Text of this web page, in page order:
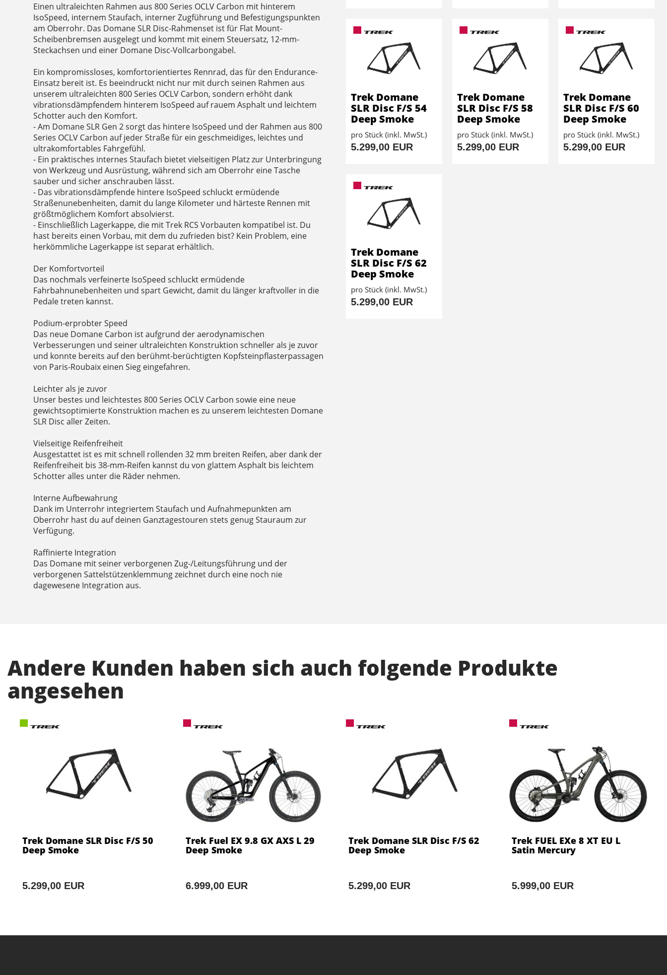
Einen ultraleichten Rahmen aus 800 Series OCLV Carbon mit hinterem
IsoSpeed, internem Staufach, interner Zugführung und Befestigungspunkten
am Oberrohr. Das Domane SLR Disc-Rahmenset ist für Flat Mount-
Scheibenbremsen ausgelegt und kommt mit einem Steuersatz, 12-mm-
Steckachsen und einer Domane Disc-Vollcarbongabel.
Ein kompromissloses, komfortorientiertes Rennrad, das für den Endurance-
Einsatz bereit ist. Es beeindruckt nicht nur mit durch seinen Rahmen aus
unserem ultraleichten 800 Series OCLV Carbon, sondern erhöht dank
vibrationsdämpfendem hinterem IsoSpeed auf rauem Asphalt und leichtem
Schotter auch den Komfort.
- Am Domane SLR Gen 2 sorgt das hintere IsoSpeed und der Rahmen aus 800
Series OCLV Carbon auf jeder Straße für ein geschmeidiges, leichtes und
ultrakomfortables Fahrgefühl.
- Ein praktisches internes Staufach bietet vielseitigen Platz zur Unterbringung
von Werkzeug und Ausrüstung, während sich am Oberrohr eine Tasche
sauber und sicher anschrauben lässt.
- Das vibrationsdämpfende hintere IsoSpeed schluckt ermüdende
Straßenunebenheiten, damit du lange Kilometer und härteste Rennen mit
größtmöglichem Komfort absolvierst.
- Einschließlich Lagerkappe, die mit Trek RCS Vorbauten kompatibel ist. Du
hast bereits einen Vorbau, mit dem du zufrieden bist? Kein Problem, eine
herkömmliche Lagerkappe ist separat erhältlich.
Der Komfortvorteil
Das nochmals verfeinerte IsoSpeed schluckt ermüdende
Fahrbahnunebenheiten und spart Gewicht, damit du länger kraftvoller in die
Pedale treten kannst.
Podium-erprobter Speed
Das neue Domane Carbon ist aufgrund der aerodynamischen
Verbesserungen und seiner ultraleichten Konstruktion schneller als je zuvor
und konnte bereits auf den berühmt-berüchtigten Kopfsteinpflasterpassagen
von Paris-Roubaix einen Sieg eingefahren.
Leichter als je zuvor
Unser bestes und leichtestes 800 Series OCLV Carbon sowie eine neue
gewichtsoptimierte Konstruktion machen es zu unserem leichtesten Domane
SLR Disc aller Zeiten.
Vielseitige Reifenfreiheit
Ausgestattet ist es mit schnell rollenden 32 mm breiten Reifen, aber dank der
Reifenfreiheit bis 38-mm-Reifen kannst du von glattem Asphalt bis leichtem
Schotter alles unter die Räder nehmen.
Interne Aufbewahrung
Dank im Unterrohr integriertem Staufach und Aufnahmepunkten am
Oberrohr hast du auf deinen Ganztagestouren stets genug Stauraum zur
Verfügung.
Raffinierte Integration
Das Domane mit seiner verborgenen Zug-/Leitungsführung und der
verborgenen Sattelstützenklemmung zeichnet durch eine noch nie
dagewesene Integration aus.
Trek Domane
SLR Disc F/S 54
Deep Smoke
pro Stück (inkl. MwSt.)
5.299,00 EUR
Trek Domane
SLR Disc F/S 58
Deep Smoke
pro Stück (inkl. MwSt.)
5.299,00 EUR
Trek Domane
SLR Disc F/S 60
Deep Smoke
pro Stück (inkl. MwSt.)
5.299,00 EUR
Trek Domane
SLR Disc F/S 62
Deep Smoke
pro Stück (inkl. MwSt.)
5.299,00 EUR
Andere Kunden haben sich auch folgende Produkte
angesehen
Trek Domane SLR Disc F/S 50
Deep Smoke
5.299,00 EUR
Trek Fuel EX 9.8 GX AXS L 29
Deep Smoke
6.999,00 EUR
Trek Domane SLR Disc F/S 62
Deep Smoke
5.299,00 EUR
Trek FUEL EXe 8 XT EU L
Satin Mercury
5.999,00 EUR